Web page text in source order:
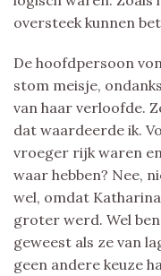
oversteek kunnen
De hoofdpersoon
stom meisje,
van haar verloofde.
dat waardeerde ik.
vroeger rijk waren
waar hebben? Nee,
wel, omdat
groter werd. Wel
geweest als ze van
geen andere keuze